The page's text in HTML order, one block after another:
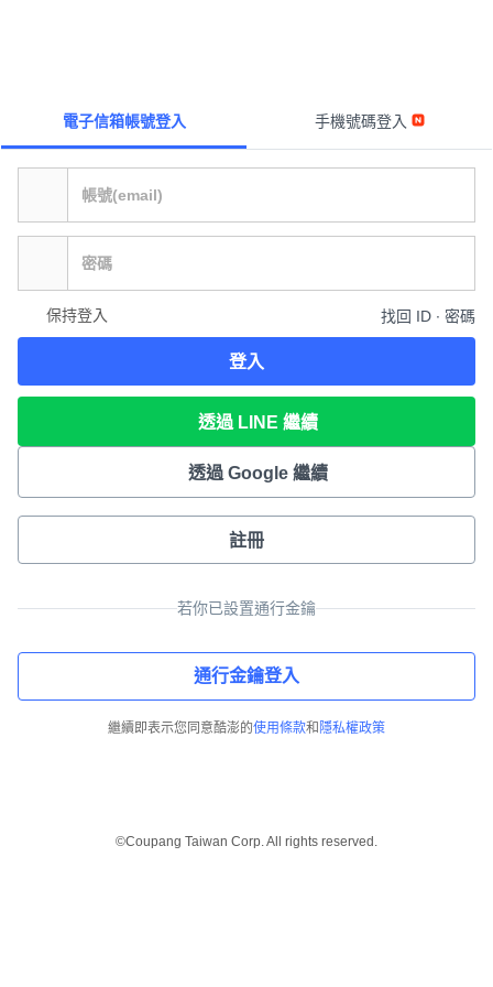
電子信箱帳號登入 手機號碼登入
保持登入 找回 ID ∙ 密碼
登入
透過 LINE 繼續
透過 Google 繼續
註冊
若你已設置通行金鑰
通行金鑰登入
繼續即表示您同意酷澎的使用條款和 隱私權政策
©Coupang Taiwan Corp. All rights reserved.